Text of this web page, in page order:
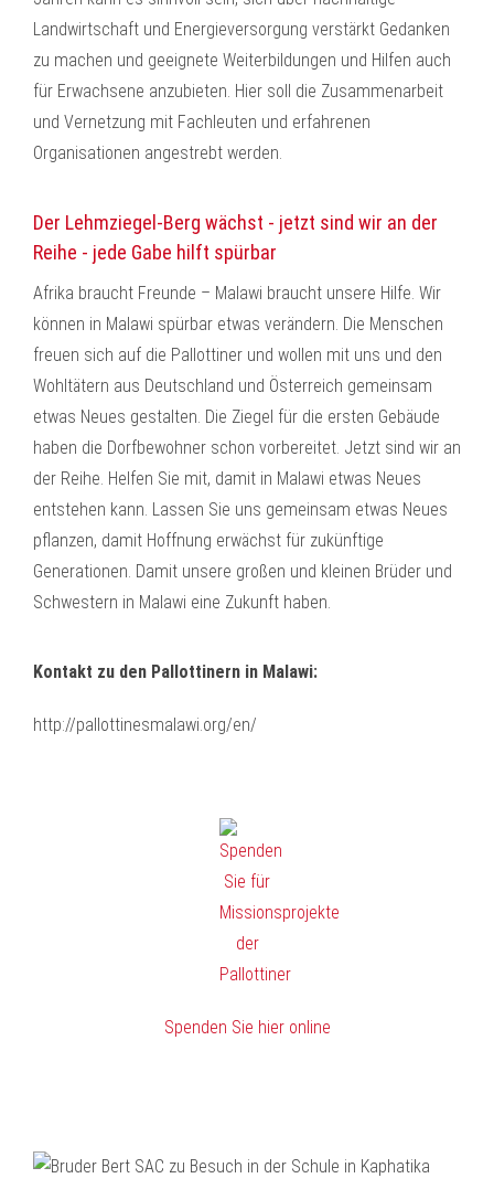
Landwirtschaft und Energieversorgung verstärkt Gedanken
zu machen und geeignete Weiterbildungen und Hilfen auch
für Erwachsene anzubieten. Hier soll die Zusammenarbeit
und Vernetzung mit Fachleuten und erfahrenen
Organisationen angestrebt werden.
Der Lehmziegel-Berg wächst - jetzt sind wir an der
Reihe - jede Gabe hilft spürbar
Afrika braucht Freunde – Malawi braucht unsere Hilfe. Wir
können in Malawi spürbar etwas verändern. Die Menschen
freuen sich auf die Pallottiner und wollen mit uns und den
Wohltätern aus Deutschland und Österreich gemeinsam
etwas Neues gestalten. Die Ziegel für die ersten Gebäude
haben die Dorfbewohner schon vorbereitet. Jetzt sind wir an
der Reihe. Helfen Sie mit, damit in Malawi etwas Neues
entstehen kann. Lassen Sie uns gemeinsam etwas Neues
pflanzen, damit Hoffnung erwächst für zukünftige
Generationen. Damit unsere großen und kleinen Brüder und
Schwestern in Malawi eine Zukunft haben.
Kontakt zu den Pallottinern in Malawi:
http://pallottinesmalawi.org/en/
Spenden Sie hier online